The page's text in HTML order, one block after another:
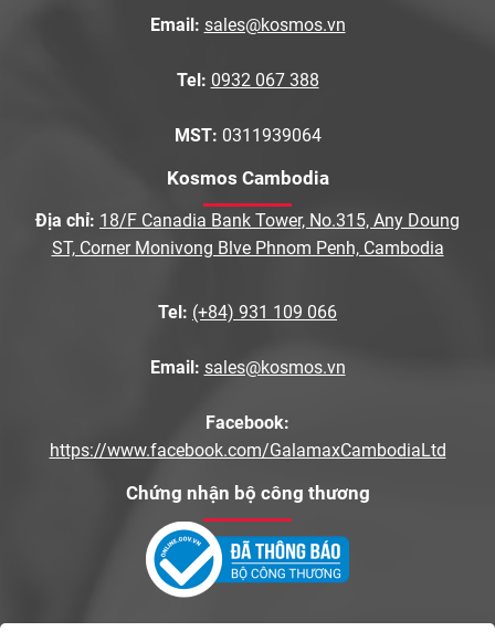
Email: sales@kosmos.vn
Tel: 0932 067 388
MST: 0311939064
Kosmos Cambodia
Địa chỉ: 18/F Canadia Bank Tower, No.315, Any Doung
ST, Corner Monivong Blve Phnom Penh, Cambodia
Tel: (+84) 931 109 066
Email: sales@kosmos.vn
Facebook:
https://www.facebook.com/GalamaxCambodiaLtd
Chứng nhận bộ công thương